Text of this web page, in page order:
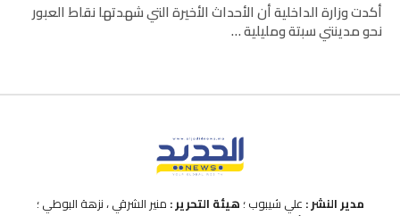
أكدت وزارة الداخلية أن الأحداث الأخيرة التي شهدتها نقاط العبور
نحو مدينتي سبتة ومليلية …
مدير النشر : علي شيبوب ؛ هيئة التحرير : منير الشرقي ، نزهة البوطي ؛